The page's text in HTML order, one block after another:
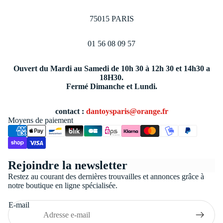
75015 PARIS
01 56 08 09 57
Ouvert du Mardi au Samedi de 10h 30 à 12h 30 et 14h30 a
18H30.
Fermé Dimanche et Lundi.
contact : dantoysparis@orange.fr
Moyens de paiement
Rejoindre la newsletter
Restez au courant des dernières trouvailles et annonces grâce à
notre boutique en ligne spécialisée.
E-mail
Conditions générales de vente
Coordonnées
Politique d’expédition